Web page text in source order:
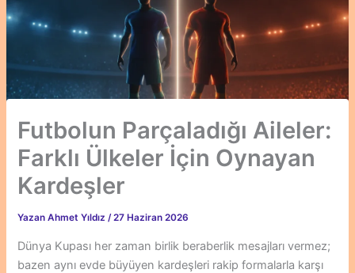
Futbolun Parçaladığı Aileler:
Farklı Ülkeler İçin Oynayan
Kardeşler
Yazan Ahmet Yıldız/27 Haziran 2026
Dünya Kupası her zaman birlik beraberlik mesajları vermez;
bazen aynı evde büyüyen kardeşleri rakip formalarla karşı